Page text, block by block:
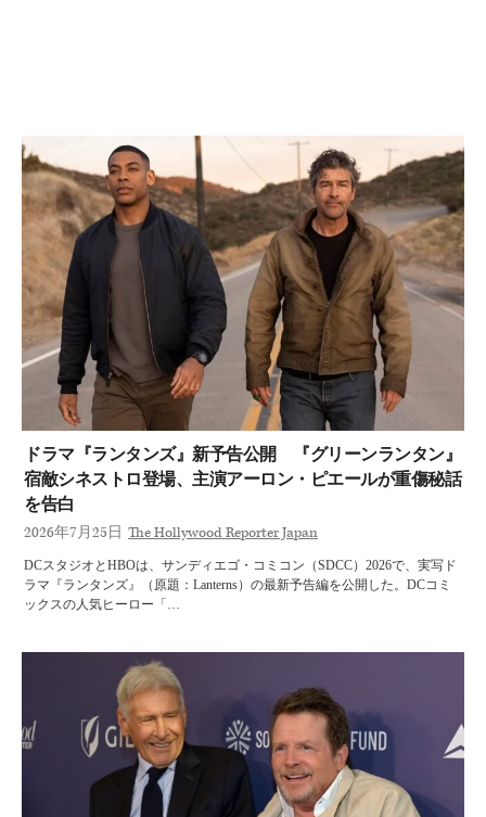
ドラマ『ランタンズ』新予告公開 『グリーンランタン』
宿敵シネストロ登場、主演アーロン・ピエールが重傷秘話
を告白
2026年7月25日 The Hollywood Reporter Japan
DCスタジオとHBOは、サンディエゴ・コミコン（SDCC）2026で、実写ド
ラマ『ランタンズ』（原題：Lanterns）の最新予告編を公開した。DCコミ
ックスの人気ヒーロー「…